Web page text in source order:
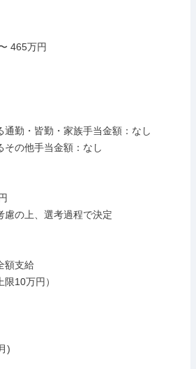
465万円
通勤・皆勤・家族手当金額：なし
その他手当金額：なし
の上、選考過程で決定
額支給
10万円）
)